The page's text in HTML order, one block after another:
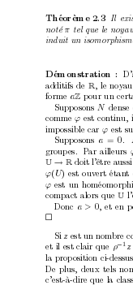
Théorème 2.3 Il
noté π tel que le
induit un
Démonstration :
additifs de
R , le noyau
forme aZ pour un
Supposons Ndense
comme ϕest continu,
impossible car ϕ est
Supposons a = 0.
groupes. Par ailleurs
U → R doit l’être
ϕ(U)est ouvert étant
ϕest un
compact alors que U
Donc a > 0, et en p
Si z est un nombre
et il est clair que ρ− 1z
la proposition ci-
De plus, deux tels
c’est-à-dire que la